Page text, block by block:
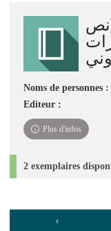
Noms de personnes :
Editeur :
Plus d'infos
2 exemplaires